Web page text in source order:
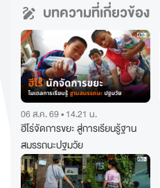
บทความที่เกี่ยวข้อง
06 ส.ค. 69 • 14.21 น.
ฮีโร่จัดการขยะ สู่การเรียนรู้ฐาน
สมรรถนะปฐมวัย